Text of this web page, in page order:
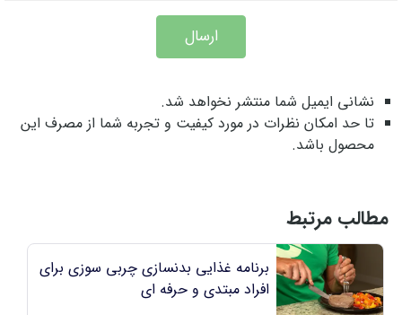
ارسال
نشانی ایمیل شما منتشر نخواهد شد.
تا حد امکان نظرات در مورد کیفیت و تجربه شما از مصرف این
محصول باشد.
مطالب مرتبط
برنامه غذایی بدنسازی چربی سوزی برای
افراد مبتدی و حرفه ای